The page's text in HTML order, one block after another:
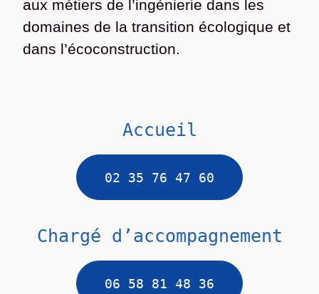
aux métiers de l’ingénierie dans les
domaines de la transition écologique et
dans l’écoconstruction.
Accueil
02 35 76 47 60
Chargé d’accompagnement
06 58 81 48 36